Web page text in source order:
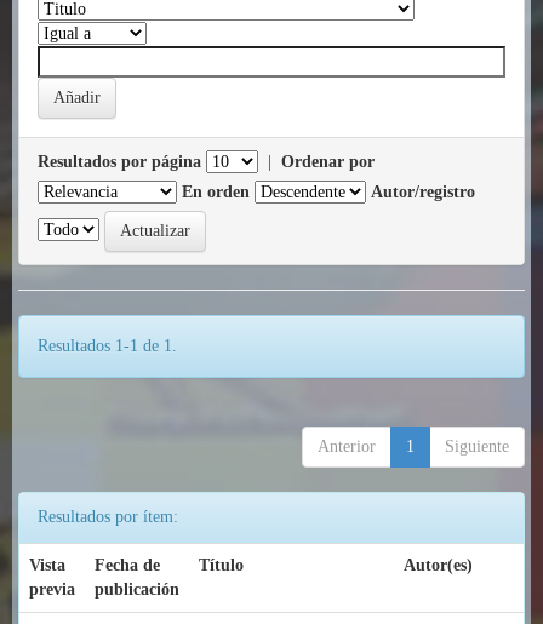
Resultados por página
Ordenar por
En orden
Autor/registro
Resultados 1-1 de 1.
Anterior 1 Siguiente
Resultados por ítem:
Vista
previa
Fecha de
publicación
Título Autor(es)